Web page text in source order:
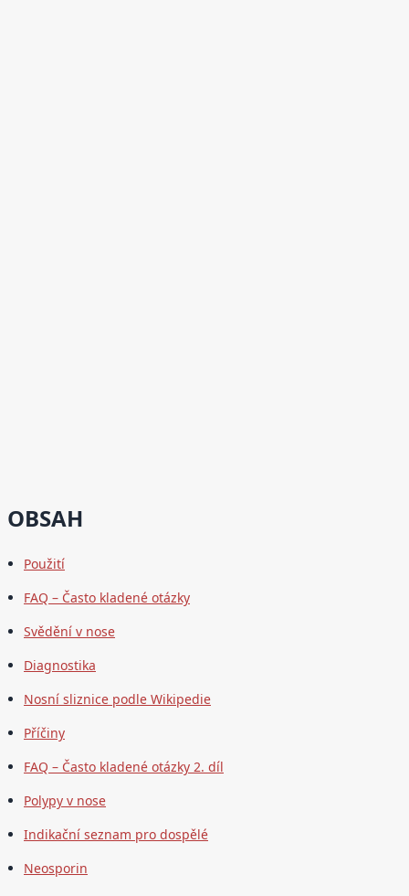
OBSAH
Použití
FAQ – Často kladené otázky
Svědění v nose
Diagnostika
Nosní sliznice podle Wikipedie
Příčiny
FAQ – Často kladené otázky 2. díl
Polypy v nose
Indikační seznam pro dospělé
Neosporin